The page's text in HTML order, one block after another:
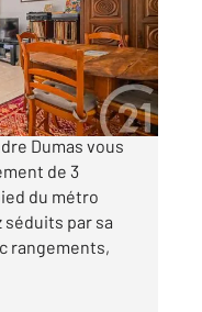
quartier prisé de
Dumas vous
de 3
du métro
séduits par sa
rangements,